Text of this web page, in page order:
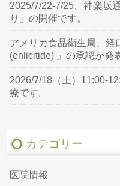
2025/7/22-7/25、神楽坂
り」の開催です。
アメリカ食品衛生局、経
(enlicitide) 」の承認が発
2026/7/18（土）11:00-
療です。
カテゴリー
医院情報